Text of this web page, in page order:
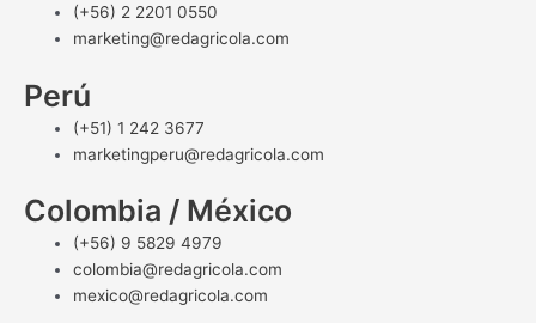
(+56) 2 2201 0550
marketing@redagricola.com
Perú
(+51) 1 242 3677
marketingperu@redagricola.com
Colombia / México
(+56) 9 5829 4979
colombia@redagricola.com
mexico@redagricola.com